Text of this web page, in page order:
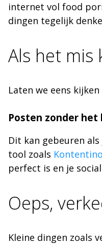
internet vol food
dingen tegelijk
Als het mis
Laten we eens
Posten zonder
Dit kan gebeuren
tool zoals Kontentino
perfect is en je
Oeps,
Kleine dingen zoals